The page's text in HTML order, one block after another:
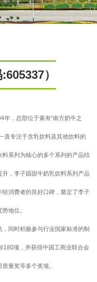
）
，总部位于素有“南方奶牛之
直专注于含乳饮料及其他饮料的
系列为核心的多个系列的产品结
，李子园甜牛奶乳饮料系列产品
消费者的良好口碑，奠定了李子
地位。
同时积极参与行业国家标准的制
180项，并获得中国工商业联合会
量奖等多个奖项。